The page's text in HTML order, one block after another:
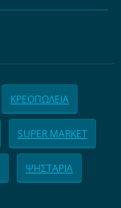
ΚΡΕΟΠΩΛΕΙΑ
SUPER MARKET
ΨΗΣΤΑΡΙΑ